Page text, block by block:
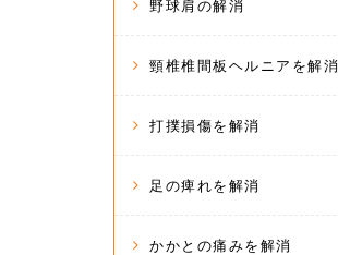
野球肩の解消
頸椎椎間板ヘルニアを解消
打撲損傷を解消
足の痺れを解消
かかとの痛みを解消